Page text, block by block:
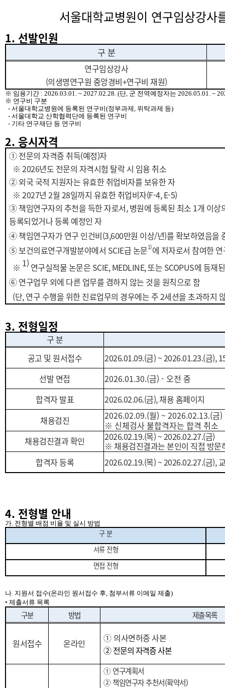
서울대학교병원이 연구임상강사
1. 선발인원
구 분
연구임상강사
(의생명연구원 중앙경비+연구비 재원)
※ 임용기간 : 2026.03.01. ~ 2027.02.28. (단, 군 전역예정자는 2026.05.01. ~
※ 연구비 구분
- 서울대학교병원에 등록된 연구비(정부과제, 위탁과제 등)
- 서울대학교 산학협력단에 등록된 연구비
- 기타 연구재단 등 연구비
2. 응시자격
①전문의 자격증 취득(예정)자
※ 2026년도 전문의 자격시험 탈락 시 임용 취소
②외국 국적 지원자는 유효한 취업비자를 보유한 자
※ 2027년 2월 28일까지 유효한 취업비자(F-4, E-5)
③ 책임연구자의 추천을 득한 자로서, 병원에 등록된 최소 1개 이상
등록되었거나등록 예정인 자
④ 책임연구자가 연구 인건비(3,600만원 이상/년)를 확보하였음을
⑤ 보건의료연구개발분야에서 SCIE급 논문1)에 저자로서 참여한
※ 1) 연구실적물 논문은 SCIE, MEDLINE, 또는 SCOPUS에 등재
⑥ 연구업무 외에 다른 업무를 겸하지 않는 것을 원칙으로 함
(단, 연구 수행을 위한 진료업무의 경우에는 주 2세션을 초과하지
3. 전형일정
구 분
공고 및 원서접수
2026.01.09.(금) ~2026.01.23.(금),
선발 면접
2026.01.30.(금) - 오전 중
합격자 발표
2026.02.06.(금),채용 홈페이지
채용검진
2026.02.09.(월) ~ 2026.02.13.(금)
※ 신체검사 불합격자는 합격 취소
채용검진결과 확인
2026.02.19.(목) ~ 2026.02.27.(금)
※ 채용검진결과는 본인이 직접 방문
합격자 등록
2026.02.19.(목) ~ 2026.02.27.(금),
4. 전형별 안내
가. 전형별 배점 비율 및 실시 방법
구 분
서류 전형
면접 전형
나. 지원서 접수(온라인 원서접수 후, 첨부서류 이메일 제출)
▫ 제출서류 목록
구분 방법 제출목록
원서접수 온라인 ① 의사면허증 사본
②전문의 자격증 사본
① 연구계획서
② 책임연구자 추천서(확약서)